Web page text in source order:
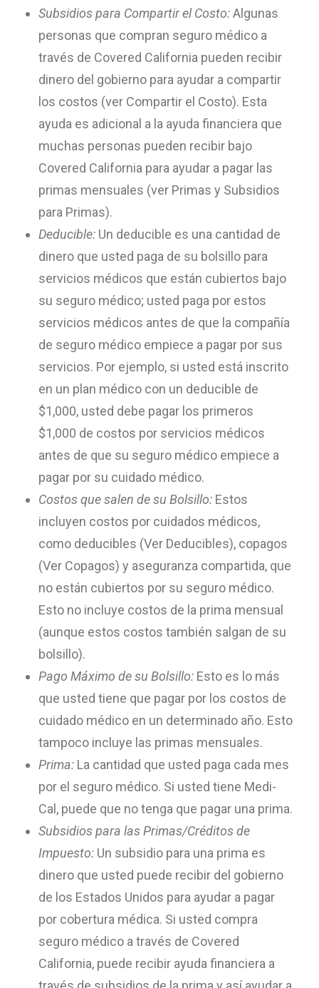
Subsidios para Compartir el Costo:Algunas
personas que compran seguro médico a
través de Covered California pueden recibir
dinero del gobierno para ayudar a compartir
los costos (ver Compartir el Costo). Esta
ayuda es adicional a la ayuda financiera que
muchas personas pueden recibir bajo
Covered California para ayudar a pagar las
primas mensuales (ver Primas y Subsidios
para Primas).
Deducible: Un deducible es una cantidad de
dinero que usted paga de su bolsillo para
servicios médicos que están cubiertos bajo
su seguro médico; usted paga por estos
servicios médicos antes de que la compañía
de seguro médico empiece a pagar por sus
servicios. Por ejemplo, si usted está inscrito
en un plan médico con un deducible de
$1,000, usted debe pagar los primeros
$1,000 de costos por servicios médicos
antes de que su seguro médico empiece a
pagar por su cuidado médico.
Costos que salen de su Bolsillo: Estos
incluyen costos por cuidados médicos,
como deducibles (Ver Deducibles), copagos
(Ver Copagos) y aseguranza compartida, que
no están cubiertos por su seguro médico.
Esto no incluye costos de la prima mensual
(aunque estos costos también salgan de su
bolsillo).
Pago Máximo de su Bolsillo: Esto es lo más
que usted tiene que pagar por los costos de
cuidado médico en un determinado año. Esto
tampoco incluye las primas mensuales.
Prima: La cantidad que usted paga cada mes
por el seguro médico. Si usted tiene Medi-
Cal, puede que no tenga que pagar una prima.
Subsidios para las Primas/Créditos de
Impuesto: Un subsidio para una prima es
dinero que usted puede recibir del gobierno
de los Estados Unidos para ayudar a pagar
por cobertura médica. Si usted compra
seguro médico a través de Covered
California, puede recibir ayuda financiera a